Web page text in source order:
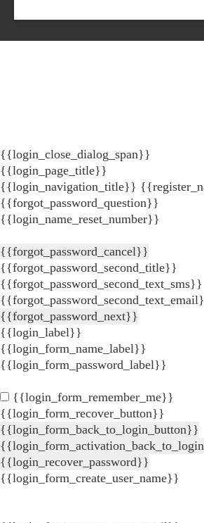
{{login_close_dialog_span}}
{{login_page_title}}
{{login_navigation_title}}
{{forgot_password_question}}
{{login_name_reset_number}}
{{forgot_password_cancel}}
{{forgot_password_second_title}}
{{forgot_password_second_text_sms}}
{{forgot_password_next}}
{{login_label}}
{{login_form_name_label}}
{{login_form_password_label}}
{{login_form_remember_me}}
{{login_form_recover_button}}
{{login_form_back_to_login_button}}
{{login_recover_password}}
{{login_form_create_user_name}}